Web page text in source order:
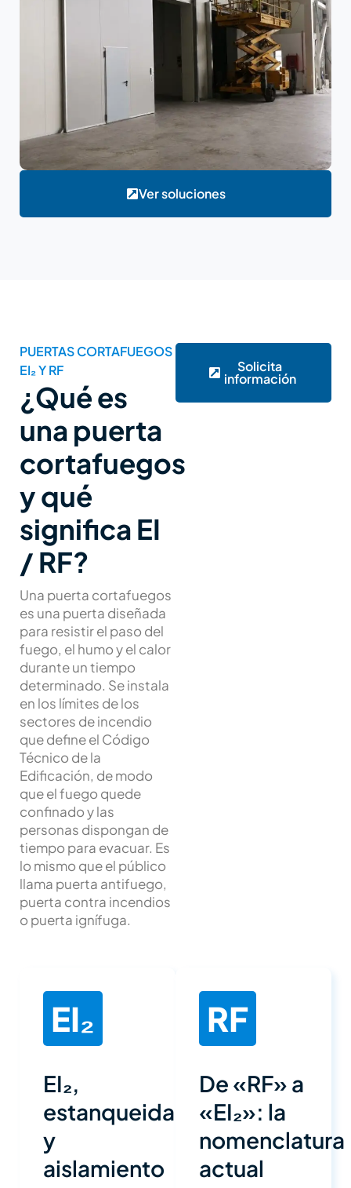
Ver soluciones
PUERTAS CORTAFUEGOS
EI₂ Y RF
¿Qué es
una puerta
cortafuegos
y qué
significa EI
/ RF?
Una puerta cortafuegos
es una puerta diseñada
para resistir el paso del
fuego, el humo y el calor
durante un tiempo
determinado. Se instala
en los límites de los
sectores de incendio
que define el Código
Técnico de la
Edificación, de modo
que el fuego quede
confinado y las
personas dispongan de
tiempo para evacuar. Es
lo mismo que el público
llama puerta antifuego,
puerta contra incendios
o puerta ignífuga.
Solicita
información
EI₂
EI₂,
estanqueidad
y
aislamiento
RF
De «RF» a
«EI₂»: la
nomenclatura
actual